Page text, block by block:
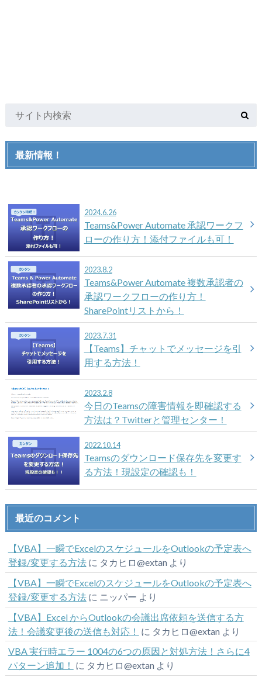
最新情報！
2024.6.26
Teams&Power Automate 承認ワークフ
ローの作り方！添付ファイルも可！
2023.8.2
Teams&Power Automate 複数承認者の
承認ワークフローの作り方！
SharePointリストから！
2023.7.31
【Teams】チャットでメッセージを引
用する方法！
2023.2.8
今日のTeamsの障害情報を即確認する
方法は？Twitterと管理センター！
2022.10.14
Teamsのダウンロード保存先を変更す
る方法！現設定の確認も！
最近のコメント
【VBA】一瞬でExcelのスケジュールをOutlookの予定表へ
登録/変更する方法に タカヒロ@extan より
【VBA】一瞬でExcelのスケジュールをOutlookの予定表へ
登録/変更する方法に ニッパー より
【VBA】Excel からOutlookの会議出席依頼を送信する方
法！会議変更後の送信も対応！ に タカヒロ@extan より
VBA 実行時エラー 1004の6つの原因と対処方法！さらに4
パターン追加！ に タカヒロ@extan より